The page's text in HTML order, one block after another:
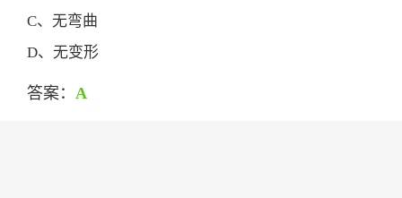
C、无弯曲
D、无变形
答案： A